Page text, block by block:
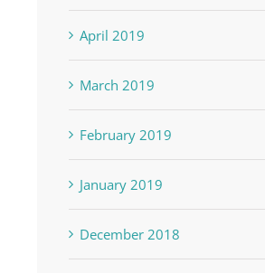
April 2019
March 2019
February 2019
January 2019
December 2018